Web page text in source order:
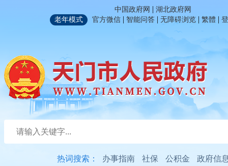
中国政府网 | 湖北政府网
老年模式
官方微信 | 智能问答 | 无障碍浏览 | 繁體 |
热词搜索： 办事指南 社保 公积金 政府信